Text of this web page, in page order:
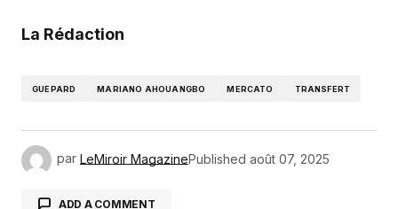
La Rédaction
GUEPARD MARIANO AHOUANGBO MERCATO TRANSFERT
par LeMiroir MagazinePublished août 07, 2025
ADD A COMMENT